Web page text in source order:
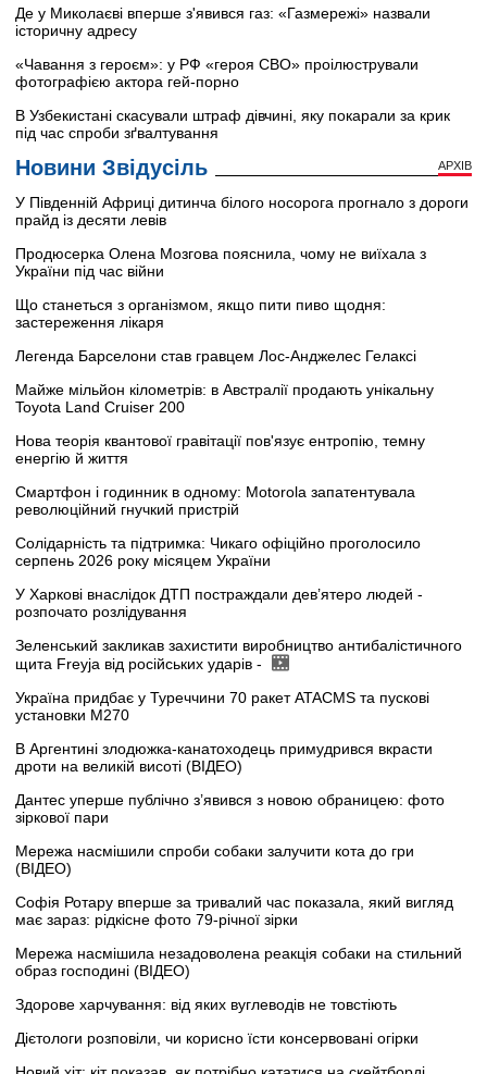
Де у Миколаєві вперше з'явився газ: «Газмережі» назвали
історичну адресу
«Чавання з героєм»: у РФ «героя СВО» проілюстрували
фотографією актора гей-порно
В Узбекистані скасували штраф дівчині, яку покарали за крик
під час спроби зґвалтування
Новини Звідусіль АРХІВ
У Південній Африці дитинча білого носорога прогнало з дороги
прайд із десяти левів
Продюсерка Олена Мозгова пояснила, чому не виїхала з
України під час війни
Що станеться з організмом, якщо пити пиво щодня:
застереження лікаря
Легенда Барселони став гравцем Лос-Анджелес Гелаксі
Майже мільйон кілометрів: в Австралії продають унікальну
Toyota Land Cruiser 200
Нова теорія квантової гравітації пов'язує ентропію, темну
енергію й життя
Смартфон і годинник в одному: Motorola запатентувала
революційний гнучкий пристрій
Солідарність та підтримка: Чикаго офіційно проголосило
серпень 2026 року місяцем України
У Харкові внаслідок ДТП постраждали дев’ятеро людей -
розпочато розлідування
Зеленський закликав захистити виробництво антибалістичного
щита Freyja від російських ударів -
Україна придбає у Туреччини 70 ракет ATACMS та пускові
установки M270
В Аргентині злодюжка-канатоходець примудрився вкрасти
дроти на великій висоті (ВІДЕО)
Дантес уперше публічно з’явився з новою обраницею: фото
зіркової пари
Мережа насмішили спроби собаки залучити кота до гри
(ВІДЕО)
Софія Ротару вперше за тривалий час показала, який вигляд
має зараз: рідкісне фото 79-річної зірки
Мережа насмішила незадоволена реакція собаки на стильний
образ господині (ВІДЕО)
Здорове харчування: від яких вуглеводів не товстіють
Дієтологи розповіли, чи корисно їсти консервовані огірки